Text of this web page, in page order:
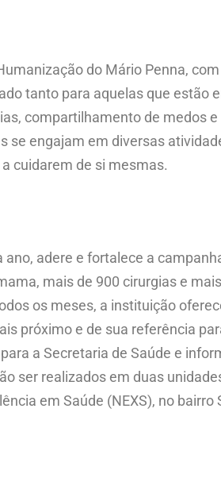
do Mário Penna,
tanto para aquelas que estão
compartilhamento de medos e
se engajam em diversas
cuidarem de si mesmas.
adere e fortalece a
mais de 900 cirurgias e
os meses, a instituição
próximo e de sua referência
a Secretaria de Saúde e
ser realizados em duas
em Saúde (NEXS), no bairro